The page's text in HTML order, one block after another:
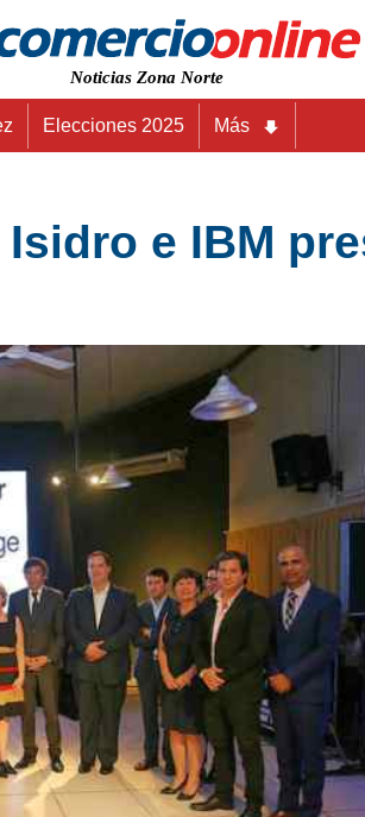
Noticias Zona Norte
Elecciones 2025 Más
e IBM